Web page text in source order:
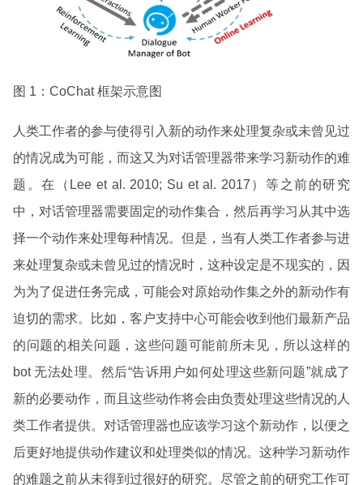
图 1：CoChat 框架示意图
人类工作者的参与使得引入新的动作来处理复杂或未曾见过
的情况成为可能，而这又为对话管理器带来学习新动作的难
题。在（Lee et al. 2010; Su et al. 2017）等之前的研究
中，对话管理器需要固定的动作集合，然后再学习从其中选
择一个动作来处理每种情况。但是，当有人类工作者参与进
来处理复杂或未曾见过的情况时，这种设定是不现实的，因
为为了促进任务完成，可能会对原始动作集之外的新动作有
迫切的需求。比如，客户支持中心可能会收到他们最新产品
的问题的相关问题，这些问题可能前所未见，所以这样的
bot 无法处理。然后“告诉用户如何处理这些新问题”就成了
新的必要动作，而且这些动作将会由负责处理这些情况的人
类工作者提供。对话管理器也应该学习这个新动作，以便之
后更好地提供动作建议和处理类似的情况。这种学习新动作
的难题之前从未得到过很好的研究。尽管之前的研究工作可